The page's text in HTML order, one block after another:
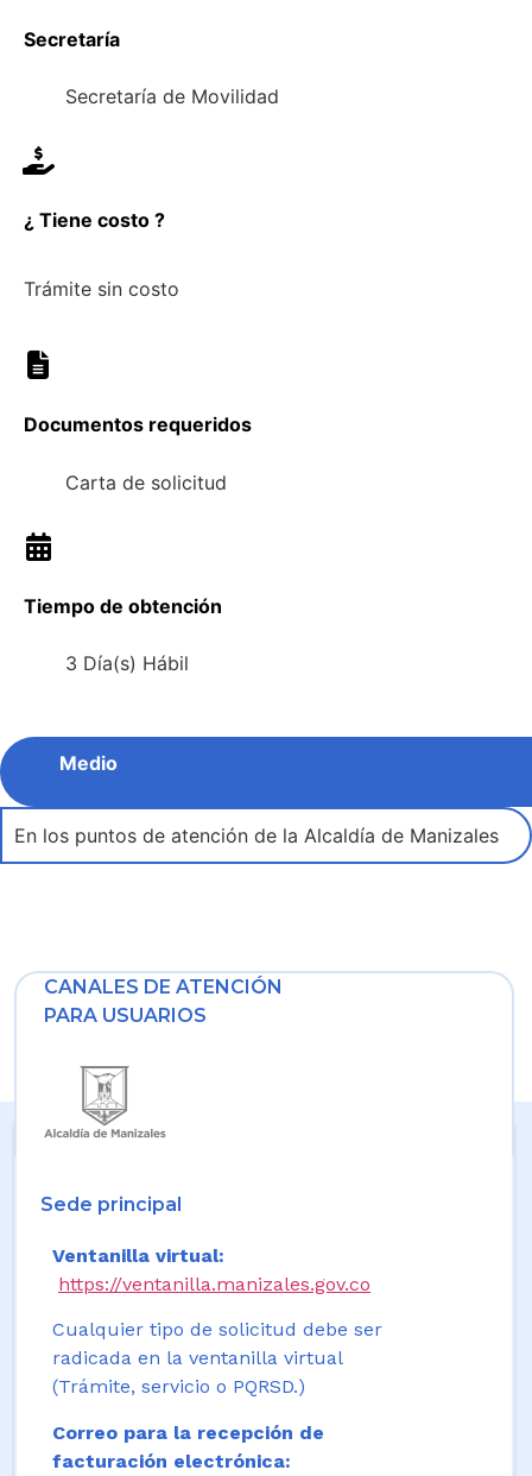
Secretaría
Secretaría de Movilidad
¿ Tiene costo ?
Trámite sin costo
Documentos requeridos
Carta de solicitud
Tiempo de obtención
3 Día(s) Hábil
Medio
En los puntos de atención de la Alcaldía de Manizales
CANALES DE ATENCIÓN
PARA USUARIOS
Sede principal
Ventanilla virtual:
https://ventanilla.manizales.gov.co
Cualquier tipo de solicitud debe ser
radicada en la ventanilla virtual
(Trámite, servicio o PQRSD.)
Correo para la recepción de
facturación electrónica: